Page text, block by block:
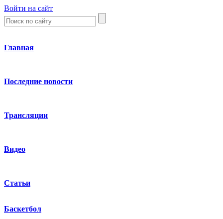
Войти на сайт
Главная
Последние новости
Трансляции
Видео
Статьи
Баскетбол